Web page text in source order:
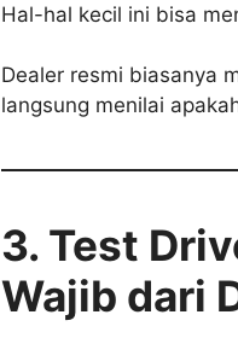
Hal-hal kecil ini bisa
Dealer resmi biasanya
langsung menilai
3. Test
Wajib dari